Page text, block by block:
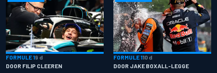
FORMULE 19 d
DOOR FILIP CLEEREN
FORMULE 110 d
DOOR JAKE BOXALL-LEGGE